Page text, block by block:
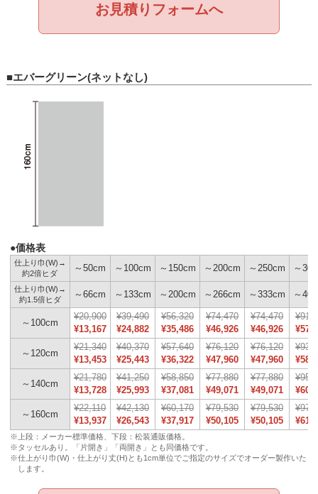
お見積りフォームへ
■エバーグリーン(ネットなし)
●価格表
仕上り巾(W)→
約2倍ヒダ
～50cm ～100cm ～150cm ～200cm ～250cm ～
仕上り巾(W)→
約1.5倍ヒダ
～66cm ～133cm ～200cm ～266cm ～333cm ～
～100cm
¥20,900
¥13,167
¥39,490
¥24,882
¥56,320
¥35,486
¥74,470
¥46,926
¥74,470
¥46,926
～120cm
¥21,340
¥13,453
¥40,370
¥25,443
¥57,640
¥36,322
¥76,120
¥47,960
¥76,120
¥47,960
～140cm
¥21,780
¥13,728
¥41,250
¥25,993
¥58,850
¥37,081
¥77,880
¥49,071
¥77,880
¥49,071
～160cm
¥22,110
¥13,937
¥42,130
¥26,543
¥60,170
¥37,917
¥79,530
¥50,105
¥79,530
¥50,105
※上段：メーカー標準価格、下段：松装通販価格。
※タッセルあり。「片開き」「両開き」とも同価格です。
※仕上がり巾(W)・仕上がり丈(H)とも1cm単位でご指定のサイズでオーダー製作いた
します。